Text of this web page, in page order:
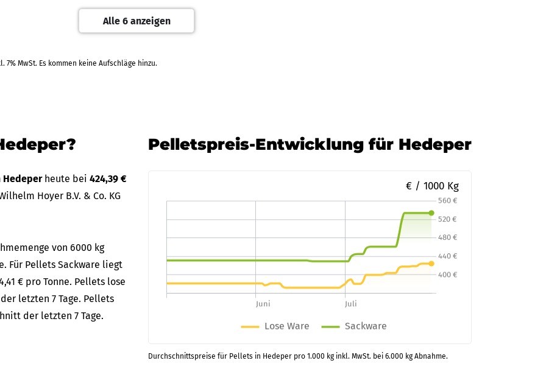
+2 Weitere Zahlarten
Alle 6 anzeigen
MwSt. Es kommen keine Aufschläge hinzu.
heute bei 424,39 €
Hoyer B.V. & Co. KG
von 6000 kg
Für Pellets Sackware liegt
€ pro Tonne. Pellets lose
letzten 7 Tage. Pellets
der letzten 7 Tage.
Pelletspreis-Entwicklung für Hedeper
€ / 1000 Kg
Durchschnittspreise für Pellets in Hedeper pro 1.000 kg inkl. MwSt. bei 6.000 kg Abnahme.